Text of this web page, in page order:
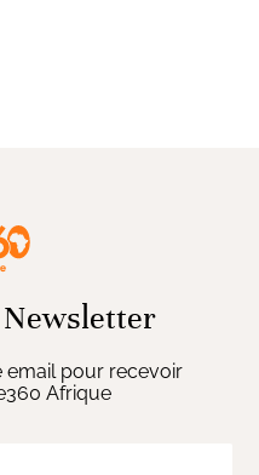
email pour recevoir
Afrique